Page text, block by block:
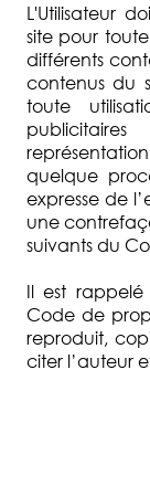
L'Utilisateur
site pour
différents
contenus du
toute
quelque
expresse de
une
suivants du
Il est rappelé
Code de
reproduit,
citer l’auteur